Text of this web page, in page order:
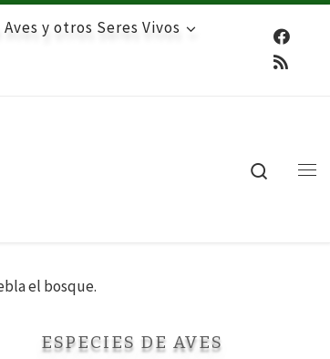
y otros Seres Vivos
Search
el bosque.
ESPECIES DE AVES